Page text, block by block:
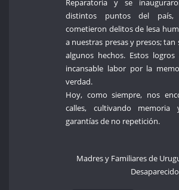
Reparatoria y se
distintos puntos del
cometieron delitos de lesa
a nuestras presas y presos;
algunos hechos. Estos
incansable labor por la
verdad.
Hoy, como siempre, nos
calles, cultivando
garantías de no repetición.
Madres y Familiares de